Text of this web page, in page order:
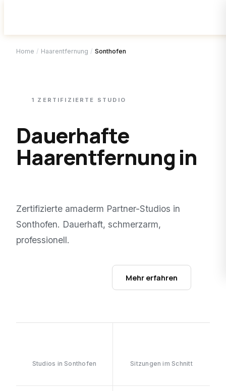
Home / Haarentfernung / Sonthofen
1 ZERTIFIZIERTE STUDIO
Dauerhafte
Haarentfernung in
Zertifizierte amaderm Partner-Studios in
Sonthofen. Dauerhaft, schmerzarm,
professionell.
Mehr erfahren
Studios in Sonthofen Sitzungen im Schnitt